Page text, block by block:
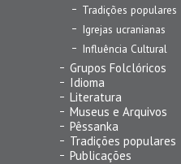
Tradições populares
Igrejas ucranianas
Influência Cultural
Grupos Folclóricos
Idioma
Literatura
Museus e Arquivos
Pêssanka
Tradições populares
Publicações